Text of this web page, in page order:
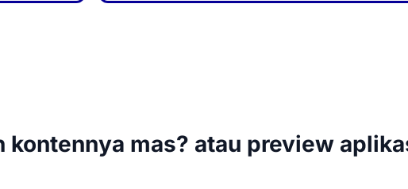
kontennya mas? atau preview